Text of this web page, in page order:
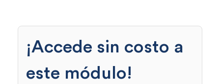
¡Accede sin costo a
este módulo!